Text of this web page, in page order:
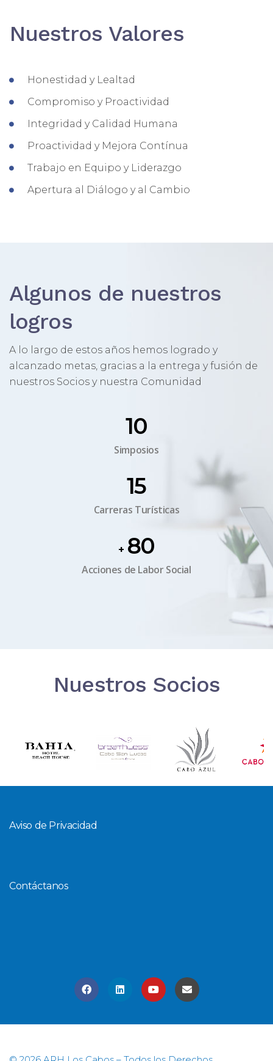
Nuestros Valores
Honestidad y Lealtad
Compromiso y Proactividad
Integridad y Calidad Humana
Proactividad y Mejora Contínua
Trabajo en Equipo y Liderazgo
Apertura al Diálogo y al Cambio
Algunos de nuestros
logros
A lo largo de estos años hemos logrado y
alcanzado metas, gracias a la entrega y fusión de
nuestros Socios y nuestra Comunidad
10
Simposios
15
Carreras Turísticas
+ 80
Acciones de Labor Social
Nuestros Socios
Aviso de Privacidad
Contáctanos